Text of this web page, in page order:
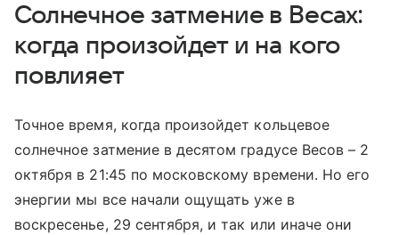
Солнечное затмение в Весах:
когда произойдет и на кого
повлияет
Точное время, когда произойдет кольцевое
солнечное затмение в десятом градусе Весов – 2
октября в 21:45 по московскому времени. Но его
энергии мы все начали ощущать уже в
воскресенье, 29 сентября, и так или иначе они